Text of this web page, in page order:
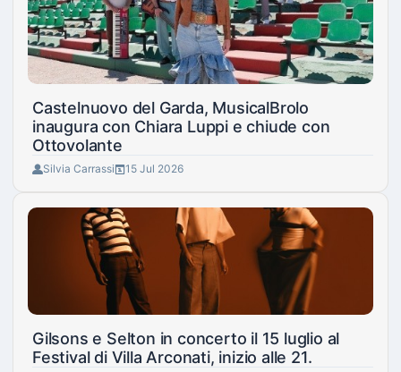
Castelnuovo del Garda, MusicalBrolo
inaugura con Chiara Luppi e chiude con
Ottovolante
Silvia Carrassi 15 Jul 2026
Gilsons e Selton in concerto il 15 luglio al
Festival di Villa Arconati, inizio alle 21.